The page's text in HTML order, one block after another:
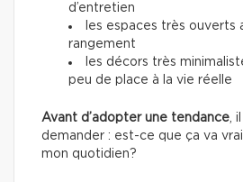
d’entretien
les espaces très ouverts
rangement
les décors très
peu de place à la vie réelle
Avant d’adopter une tendance ,
demander : est-ce que ça va
mon quotidien?